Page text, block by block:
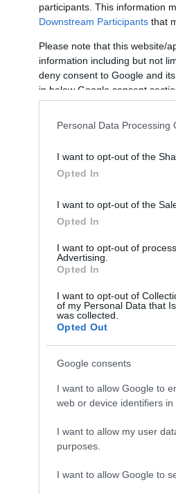
participants. This information
Downstream Participants that
Please note that this website/
information including but not
deny consent to Google and
in below Google consent
Personal Data Processing
I want to opt-out of the
Opted In
I want to opt-out of the
Opted In
I want to opt-out of
Advertising.
Opted In
I want to opt-out of
of my Personal Data that
was collected.
Opted Out
Google consents
I want to allow Google to
web or device identifiers in
I want to allow my user
purposes.
I want to allow Google to
συνέχεια.